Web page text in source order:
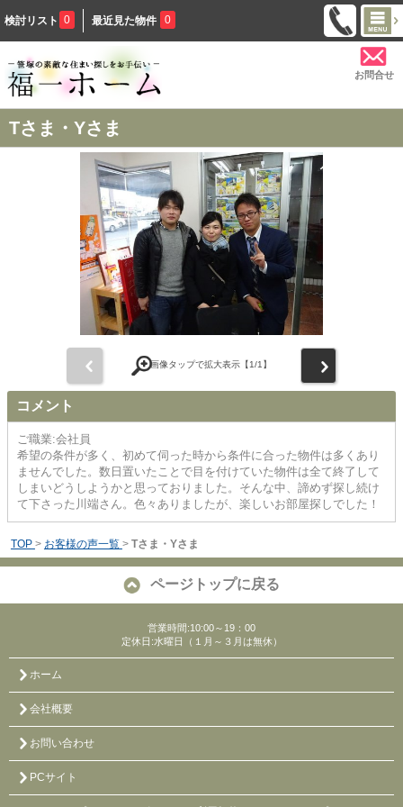
検討リスト 0 最近見た物件 0
お問合せ
Tさま・Yさま
画像タップで拡大表示【1/1】
コメント
ご職業:会社員
希望の条件が多く、初めて伺った時から条件に合った物件は多くあり
ませんでした。数日置いたことで目を付けていた物件は全て終了して
しまいどうしようかと思っておりました。そんな中、諦めず探し続け
て下さった川端さん。色々ありましたが、楽しいお部屋探しでした！
TOP > お客様の声一覧 > Tさま・Yさま
ページトップに戻る
営業時間:10:00～19：00
定休日:水曜日（１月～３月は無休）
ホーム
会社概要
お問い合わせ
PCサイト